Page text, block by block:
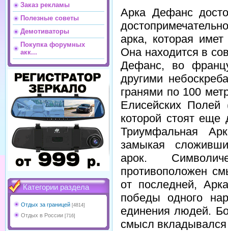
Заказ рекламы
Полезные советы
Демотиваторы
Покупка форумных
акк...
Категории раздела
Отдых за границей [4814]
Отдых в России [716]
Арка Дефанс
арка, которая
Она находится в
Дефанс, во
другими
гранями по 100
Елисейских
которой стоят
Триумфальная
замыкая
арок.
противоположен
от последней,
победы одного
единения людей.
смысл вкладывался